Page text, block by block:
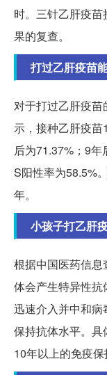
时。三针乙肝疫
果的复查。
打过乙肝疫苗
对于打过乙肝疫
示，接种乙肝疫
后为71.37%；9
S阳性率为58.5%
年。
小孩子打乙肝
根据中国医药信息
体会产生特异性
迅速介入并中和
保持抗体水平。
10年以上的免疫保